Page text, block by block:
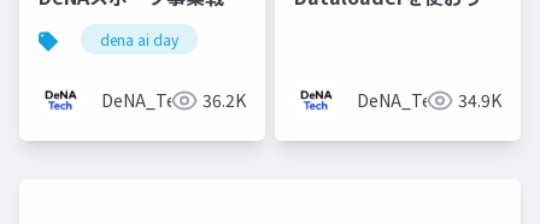
とベイスターズAI強化
プロジェクト
dena ai day
DeNA_Tech 36.2K DeNA_Tech 34.9K